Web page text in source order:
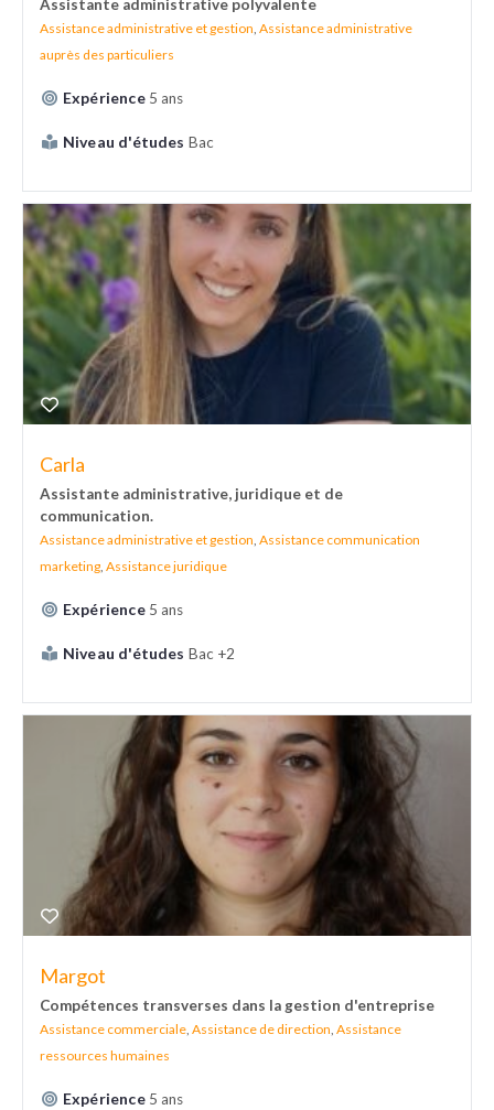
Assistante administrative polyvalente
Assistance administrative et gestion, Assistance administrative
auprès des particuliers
Expérience 5 ans
Niveau d'études Bac
Carla
Assistante administrative, juridique et de
communication.
Assistance administrative et gestion, Assistance communication
marketing, Assistance juridique
Expérience 5 ans
Niveau d'études Bac +2
Margot
Compétences transverses dans la gestion d'entreprise
Assistance commerciale, Assistance de direction, Assistance
ressources humaines
Expérience 5 ans